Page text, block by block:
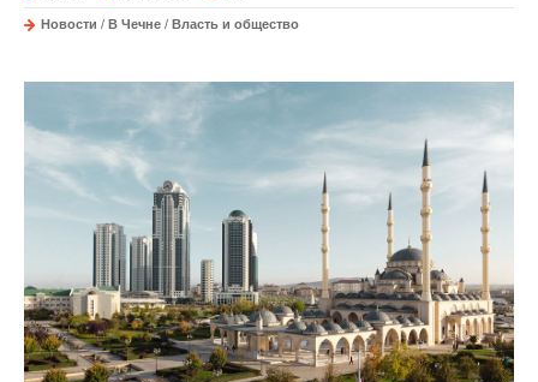
Новости / В Чечне / Власть и общество